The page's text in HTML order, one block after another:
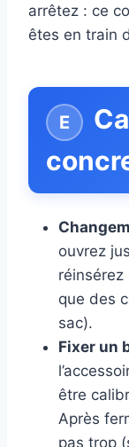
arrêtez : ce
êtes en train
ouvrez
réinsérez
que des
sac).
Fixer un
être
Après
pas trop